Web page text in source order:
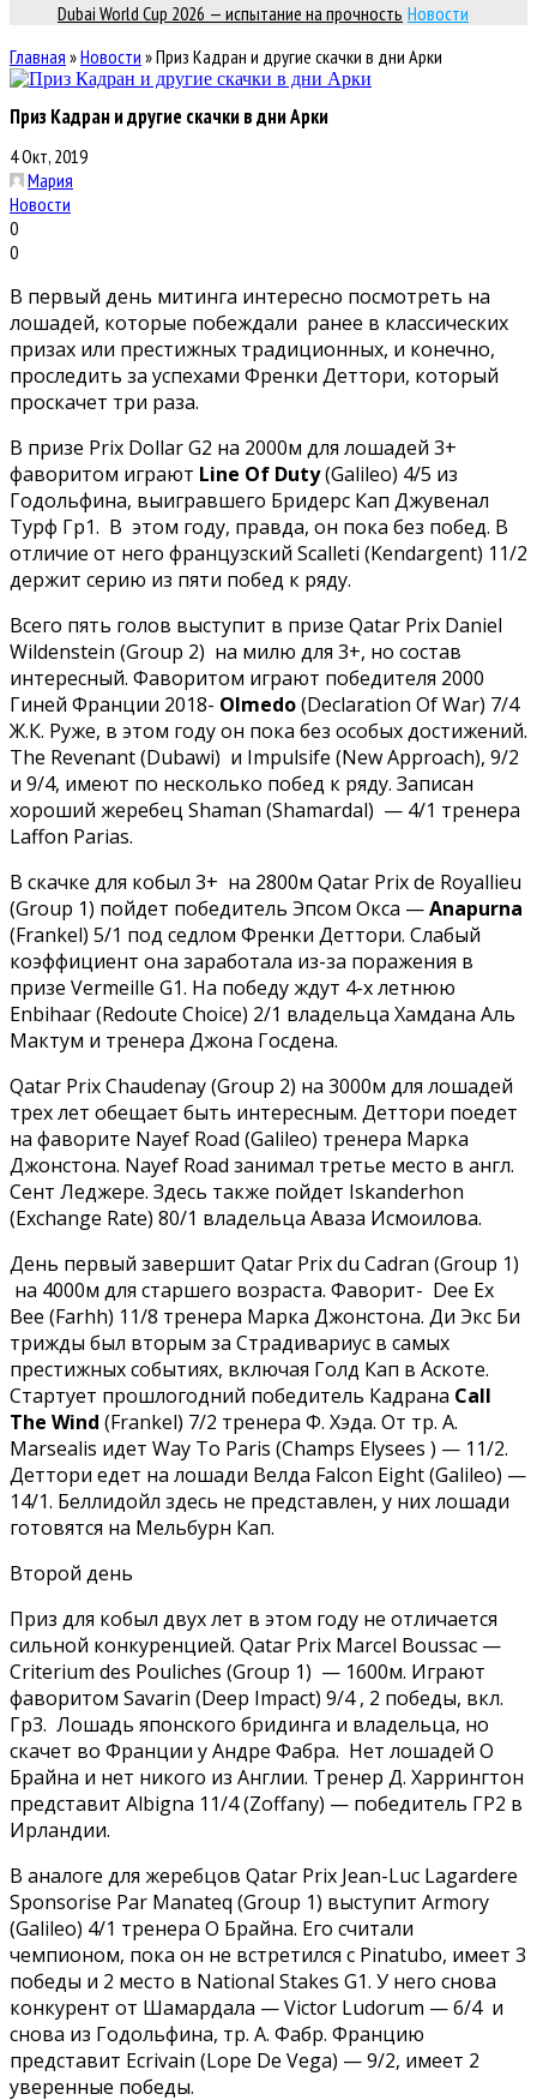
Dubai World Cup 2026 — испытание на прочность Новости
Главная »Новости »Приз Кадран и другие скачки в дни Арки
Приз Кадран и другие скачки в дни Арки
4 Окт, 2019
Мария
Новости
0
0
В первый день митинга интересно посмотреть на
лошадей, которые побеждали ранее в классических
призах или престижных традиционных, и конечно,
проследить за успехами Френки Деттори, который
проскачет три раза.
В призе Prix Dollar G2 на 2000м для лошадей 3+
фаворитом играют Line Of Duty(Galileo) 4/5 из
Годольфина, выигравшего Бридерс Кап Джувенал
Турф Гр1. В этом году, правда, он пока без побед. В
отличие от него французский Scalleti (Kendargent) 11/2
держит серию из пяти побед к ряду.
Всего пять голов выступит в призе Qatar Prix Daniel
Wildenstein (Group 2) на милю для 3+, но состав
интересный. Фаворитом играют победителя 2000
Гиней Франции 2018- Olmedo(Declaration Of War) 7/4
Ж.К. Руже, в этом году он пока без особых достижений.
The Revenant (Dubawi) и Impulsife (New Approach), 9/2
и 9/4, имеют по несколько побед к ряду. Записан
хороший жеребец Shaman (Shamardal) — 4/1 тренера
Laffon Parias.
В скачке для кобыл 3+ на 2800м Qatar Prix de Royallieu
(Group 1) пойдет победитель Эпсом Окса —Anapurna
(Frankel) 5/1 под седлом Френки Деттори. Слабый
коэффициент она заработала из-за поражения в
призе Vermeille G1. На победу ждут 4-х летнюю
Enbihaar (Redoute Choice) 2/1 владельца Хамдана Аль
Мактум и тренера Джона Госдена.
Qatar Prix Chaudenay (Group 2) на 3000м для лошадей
трех лет обещает быть интересным. Деттори поедет
на фаворите Nayef Road (Galileo) тренера Марка
Джонстона. Nayef Road занимал третье место в англ.
Сент Леджере. Здесь также пойдет Iskanderhon
(Exchange Rate) 80/1 владельца Аваза Исмоилова.
День первый завершит Qatar Prix du Cadran (Group 1)
на 4000м для старшего возраста. Фаворит- Dee Ex
Bee (Farhh) 11/8 тренера Марка Джонстона. Ди Экс Би
трижды был вторым за Страдивариус в самых
престижных событиях, включая Голд Кап в Аскоте.
Стартует прошлогодний победитель Кадрана Call
The Wind (Frankel) 7/2 тренера Ф. Хэда. От тр. A.
Marsealis идет Way To Paris (Champs Elysees ) — 11/2.
Деттори едет на лошади Велда Falcon Eight (Galileo) —
14/1. Беллидойл здесь не представлен, у них лошади
готовятся на Мельбурн Кап.
Второй день
Приз для кобыл двух лет в этом году не отличается
сильной конкуренцией. Qatar Prix Marcel Boussac —
Criterium des Pouliches (Group 1) — 1600м. Играют
фаворитом Savarin (Deep Impact) 9/4 , 2 победы, вкл.
Гр3. Лошадь японского бридинга и владельца, но
скачет во Франции у Андре Фабра. Нет лошадей О
Брайна и нет никого из Англии. Тренер Д. Харрингтон
представит Albigna 11/4 (Zoffany) — победитель ГР2 в
Ирландии.
В аналоге для жеребцов Qatar Prix Jean-Luc Lagardere
Sponsorise Par Manateq (Group 1) выступит Armory
(Galileo) 4/1 тренера О Брайна. Его считали
чемпионом, пока он не встретился с Pinatubo, имеет 3
победы и 2 место в National Stakes G1. У него снова
конкурент от Шамардала — Victor Ludorum — 6/4 и
снова из Годольфина, тр. А. Фабр. Францию
представит Ecrivain (Lope De Vega) — 9/2, имеет 2
уверенные победы.